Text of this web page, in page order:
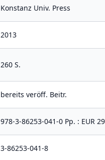
Konstanz Univ. Press
2013
260 S.
bereits veröff. Beitr.
978-3-86253-041-0 Pp. : EUR
3-86253-041-8